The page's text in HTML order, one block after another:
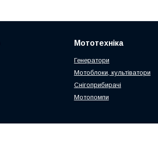
Мототехніка
Генератори
Мотоблоки, культіватори
Снігоприбирачі
Мотопомпи